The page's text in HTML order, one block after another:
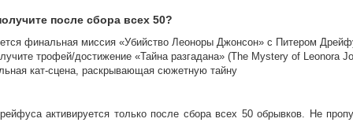
после сбора всех 50?
финальная миссия «Убийство Леоноры Джонсон» с Питером
трофей/достижение «Тайна разгадана» (The Mystery of Leonora
кат-сцена, раскрывающая сюжетную тайну
активируется только после сбора всех 50 обрывков. Не